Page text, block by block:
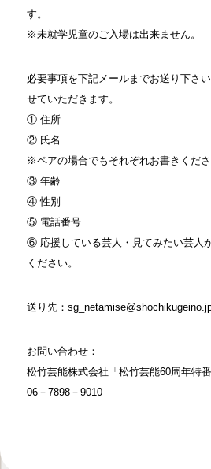
す。
※未就学児童のご入場は出来ません。
必要事項を下記メールまでお送り下さ
せていただきます。
① 住所
② 氏名
※ペアの場合でもそれぞれお書きくださ
③ 年齢
④ 性別
⑤ 電話番号
⑥ 応援している芸人・見てみたい芸人
ください。
送り先：
お問い合わせ：
松竹芸能株式会社「松竹芸能60周年特
06－7898－9010